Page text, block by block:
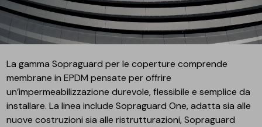
La gamma Sopraguard per le coperture comprende
membrane in EPDM pensate per offrire
un’impermeabilizzazione durevole, flessibile e semplice da
installare. La linea include Sopraguard One, adatta sia alle
nuove costruzioni sia alle ristrutturazioni, Sopraguard